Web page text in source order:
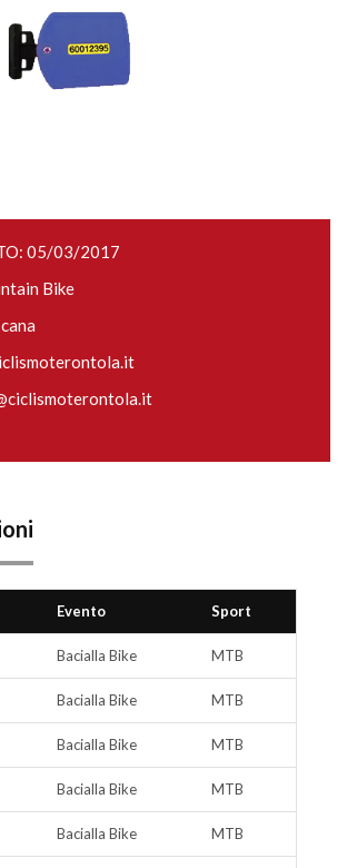
05/03/2017
Bike
Evento Sport
Bacialla Bike MTB
Bacialla Bike MTB
Bacialla Bike MTB
Bacialla Bike MTB
Bacialla Bike MTB